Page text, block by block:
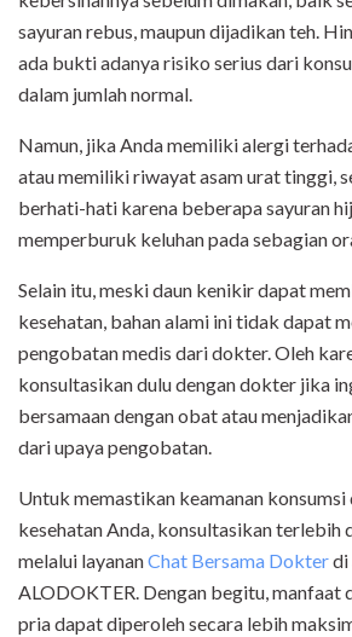
sayuran rebus, maupun dijadikan teh.
ada bukti adanya risiko serius dari
dalam jumlah normal.
Namun, jika Anda memiliki alergi
atau memiliki riwayat asam urat tinggi,
berhati-hati karena beberapa sayuran
memperburuk keluhan pada sebagian
Selain itu, meski daun kenikir dapat
kesehatan, bahan alami ini tidak dapat
pengobatan medis dari dokter. Oleh
konsultasikan dulu dengan dokter jika
bersamaan dengan obat atau
dari upaya pengobatan.
Untuk memastikan keamanan
kesehatan Anda, konsultasikan terlebih
melalui layananChat Bersama Dokterdi
ALODOKTER. Dengan begitu, manfaat
pria dapat diperoleh secara lebih